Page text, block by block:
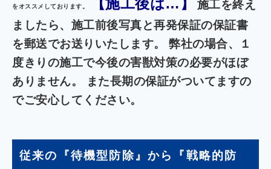
をオススメしております。 【施工後は…】
施工を終え
ましたら、施工前後写真と再発保証の保証書
を郵送でお送りいたします。 弊社の場合、１
度きりの施工で今後の害獣対策の必要がほぼ
ありません。 また長期の保証がついてますの
でご安心してください。
従来の『待機型防除』から『戦略的防